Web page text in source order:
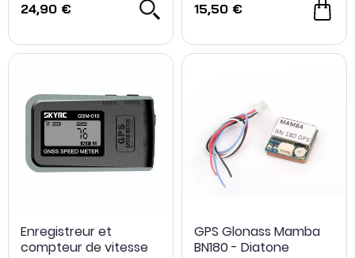
24,90 € 15,50 €
Enregistreur et
compteur de vitesse
GPS Glonass Mamba
BN180 - Diatone